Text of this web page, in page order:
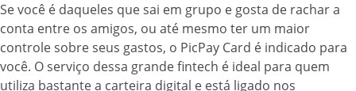
Se você é daqueles que sai em grupo e gosta de rachar a
conta entre os amigos, ou até mesmo ter um maior
controle sobre seus gastos, o PicPay Card é indicado para
você. O serviço dessa grande fintech é ideal para quem
utiliza bastante a carteira digital e está ligado nos